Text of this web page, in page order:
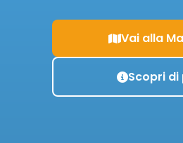
Vai alla
Scopri di